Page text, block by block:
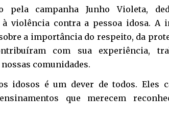
campanha Junho Violeta,
à violência contra a pessoa idosa. A
a importância do respeito, da
com sua experiência,
comunidades.
idosos é um dever de todos. Eles
que merecem